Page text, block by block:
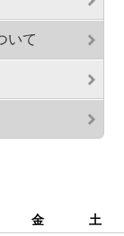
いて
金
土